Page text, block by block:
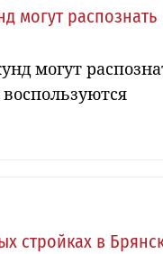
могут распознать
могут
стройках в